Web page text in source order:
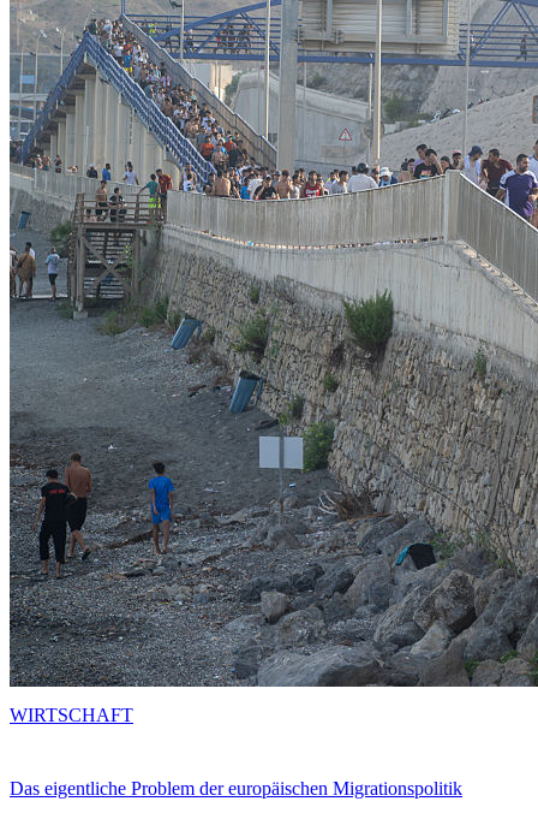
Das eigentliche Problem der europäischen Migrationspolitik
WIRTSCHAFT